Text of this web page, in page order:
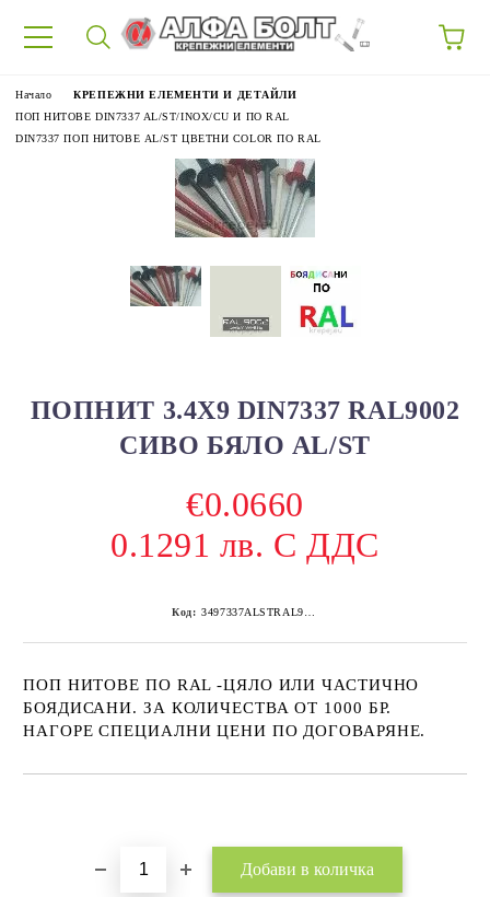
Начало
КРЕПЕЖНИ ЕЛЕМЕНТИ И ДЕТАЙЛИ
ПОП НИТОВЕ DIN7337 AL/ST/INOX/CU И ПО RAL
DIN7337 ПОП НИТОВЕ AL/ST ЦВЕТНИ COLOR ПО RAL
ПОПНИТ 3.4Х9 DIN7337 RAL9002
СИВО БЯЛО AL/ST
€0.0660
0.1291 лв. С ДДС
Код:
ПОП НИТОВЕ ПО RAL -ЦЯЛО ИЛИ ЧАСТИЧНО
БОЯДИСАНИ. ЗА КОЛИЧЕСТВА ОТ 1000 БР.
НАГОРЕ СПЕЦИАЛНИ ЦЕНИ ПО ДОГОВАРЯНЕ.